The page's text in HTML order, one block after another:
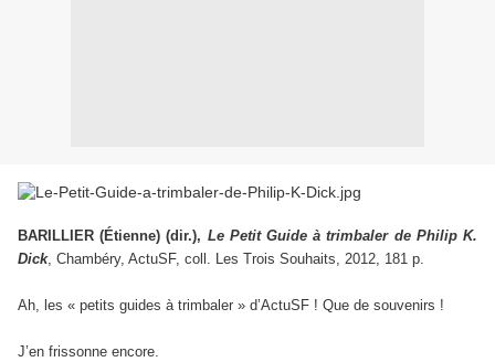
BARILLIER (Étienne) (dir.), Le Petit Guide à trimbaler de Philip K.
Dick, Chambéry, ActuSF, coll. Les Trois Souhaits, 2012, 181 p.
Ah, les « petits guides à trimbaler » d’ActuSF ! Que de souvenirs !
J’en frissonne encore.